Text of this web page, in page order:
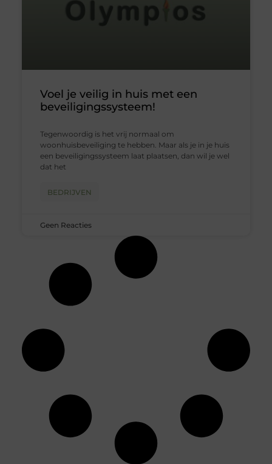
Voel je veilig in huis met een
beveiligingssysteem!
Tegenwoordig is het vrij normaal om
woonhuisbeveiliging te hebben. Maar als je in je huis
een beveiligingssysteem laat plaatsen, dan wil je wel
dat het
BEDRIJVEN
Geen Reacties